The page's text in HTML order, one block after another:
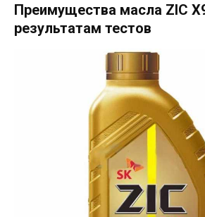
Преимущества масла ZIC
результатам тестов